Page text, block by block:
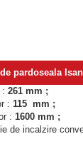
pardoseala
: 261 mm ;
: 115 mm ;
: 1600 mm ;
de incalzire